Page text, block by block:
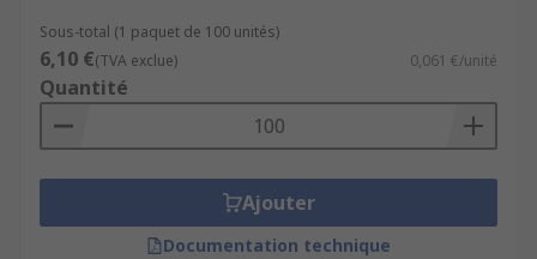
Sous-total (1 paquet de 100 unités)
6,10 €(TVA exclue) 0,061 €/unité
Quantité
Ajouter
Documentation technique